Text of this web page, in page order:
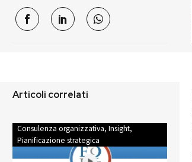
Articoli correlati
Consulenza organizzativa, Insight,
Pianificazione strategica